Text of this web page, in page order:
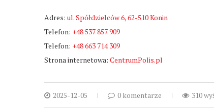
Adres: ul. Spółdzielców 6, 62-510 Konin
Telefon: +48 537 857 909
Telefon: +48 663 714 309
Strona internetowa: CentrumPolis.pl
2025-12-05 0 komentarze 310